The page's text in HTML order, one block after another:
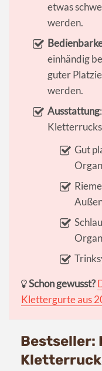
etwas
werden.
einhändig
guter
werden.
Ausstattung
Gut
Schon gewusst?
Klettergurte aus
Bestseller: